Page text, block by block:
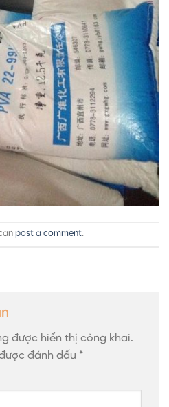
post a comment.
được hiển thị công khai.
đánh dấu *